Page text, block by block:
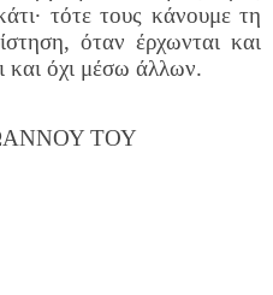
τότε τους κάνουμε τη
όταν έρχωνται και
και όχι μέσω άλλων.
ΤΟΥ